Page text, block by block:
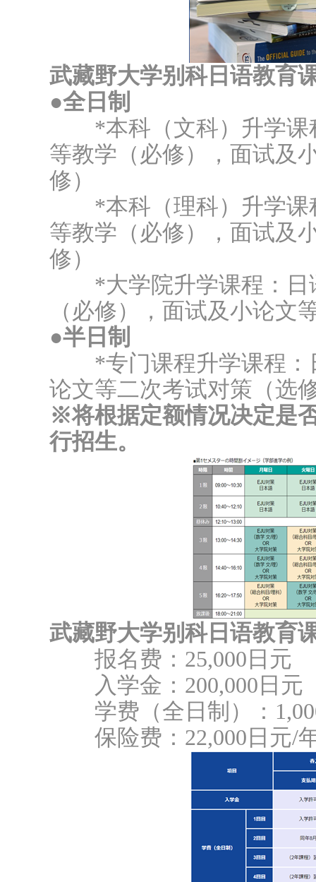
武藏野大学别科日语教育
●全日制
*本科（文科）升学课
等教学（必修），面试及
修）
*本科（理科）升学课
等教学（必修），面试及
修）
*大学院升学课程：日
（必修），面试及小论文
●半日制
*专门课程升学课程：
论文等二次考试对策（选
※将根据定额情况决定是
行招生。
武藏野大学别科日语教育
报名费：25,000日元
入学金：200,000日元
学费（全日制）：
保险费：22,000日元/